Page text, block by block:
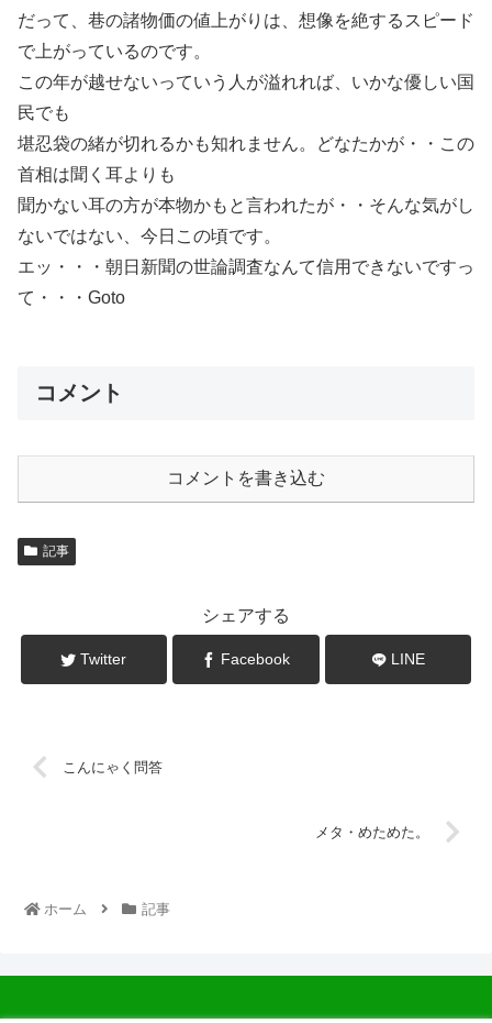
だって、巷の諸物価の値上がりは、想像を絶するスピード
で上がっているのです。
この年が越せないっていう人が溢れれば、いかな優しい国
民でも
堪忍袋の緒が切れるかも知れません。どなたかが・・この
首相は聞く耳よりも
聞かない耳の方が本物かもと言われたが・・そんな気がし
ないではない、今日この頃です。
エッ・・・朝日新聞の世論調査なんて信用できないですっ
て・・・Goto
コメント
コメントを書き込む
記事
シェアする
Twitter Facebook LINE
こんにゃく問答
メタ・めためた。
ホーム 記事